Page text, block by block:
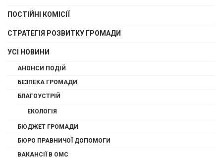
ПОСТІЙНІ КОМІСІЇ
СТРАТЕГІЯ РОЗВИТКУ ГРОМАДИ
УСІ НОВИНИ
АНОНСИ ПОДІЙ
БЕЗПЕКА ГРОМАДИ
БЛАГОУСТРІЙ
ЕКОЛОГІЯ
БЮДЖЕТ ГРОМАДИ
БЮРО ПРАВНИЧОЇ ДОПОМОГИ
ВАКАНСІЇ В ОМС